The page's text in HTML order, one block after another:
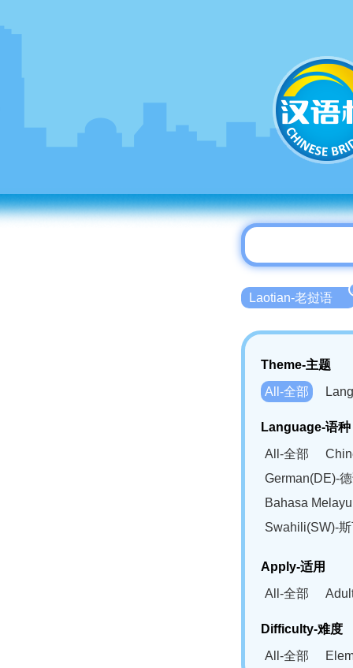
Laotian-老挝语
Theme-主题
All-全部
Language-语种
All-全部
German(DE)-
Bahasa
Swahili(SW)-
Apply-适用
All-全部
Difficulty-难度
All-全部